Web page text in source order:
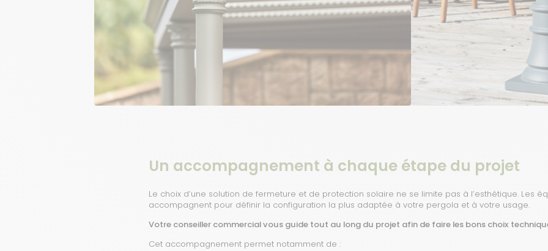
Un accompagnement à chaque étape du projet
Le choix d’une solution de fermeture et de protection solaire ne se limite pas à l’esthétique. Les
accompagnent pour définir la configuration la plus adaptée à votre pergola et à votre usage.
Votre conseiller commercial vous guide tout au long du projet afin de faire les bons choix
Cet accompagnement permet notamment de :